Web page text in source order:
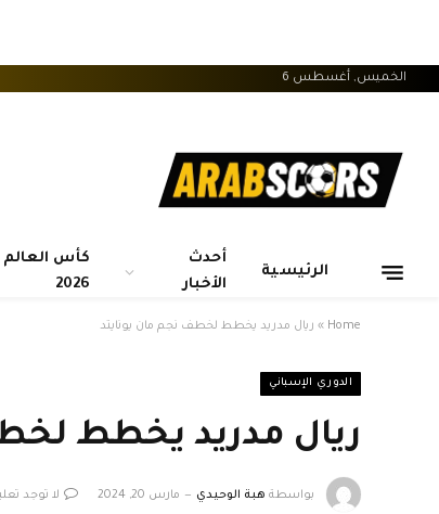
الخميس, أغسطس 6
الرئيسية
أحدث
الأخبار
كأس العالم
2026
Home
» ريال مدريد يخطط لخطف نجم مان يونايتد
الدوري الإسباني
ريال مدريد يخطط
بواسطة هبة الوحيدي مارس 20, 2024 لا توجد